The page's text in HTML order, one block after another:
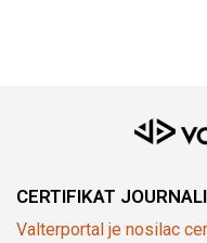
CERTIFIKAT
Valterportal je nosilac